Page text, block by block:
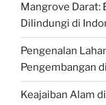
Mangrove Darat:
Dilindungi di
Pengenalan
Pengembangan
Keajaiban Alam